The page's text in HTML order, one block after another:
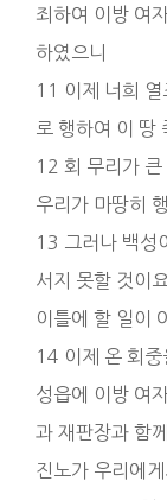
죄하여 이방 여
하였으니
11 이제 너희 열
로 행하여 이 땅
12 회 무리가 큰
우리가 마땅히
13 그러나 백성
서지 못할 것이
이틀에 할 일이
14 이제 온 회중
성읍에 이방 여
과 재판장과 함
진노가 우리에